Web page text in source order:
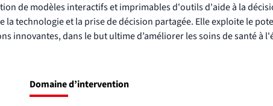
Domaine d’intervention
de modèles interactifs et imprimables d'outils d'aide à la
technologie et la prise de décision partagée. Elle exploite le
innovantes, dans le but ultime d’améliorer les soins de santé à